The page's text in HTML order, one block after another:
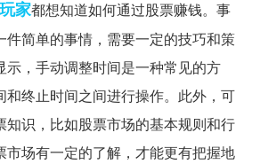
玩家都想知道如何通过股票赚钱。事
件简单的事情，需要一定的技巧和策
示，手动调整时间是一种常见的方
和终止时间之间进行操作。此外，可
知识，比如股票市场的基本规则和行
市场有一定的了解，才能更有把握地